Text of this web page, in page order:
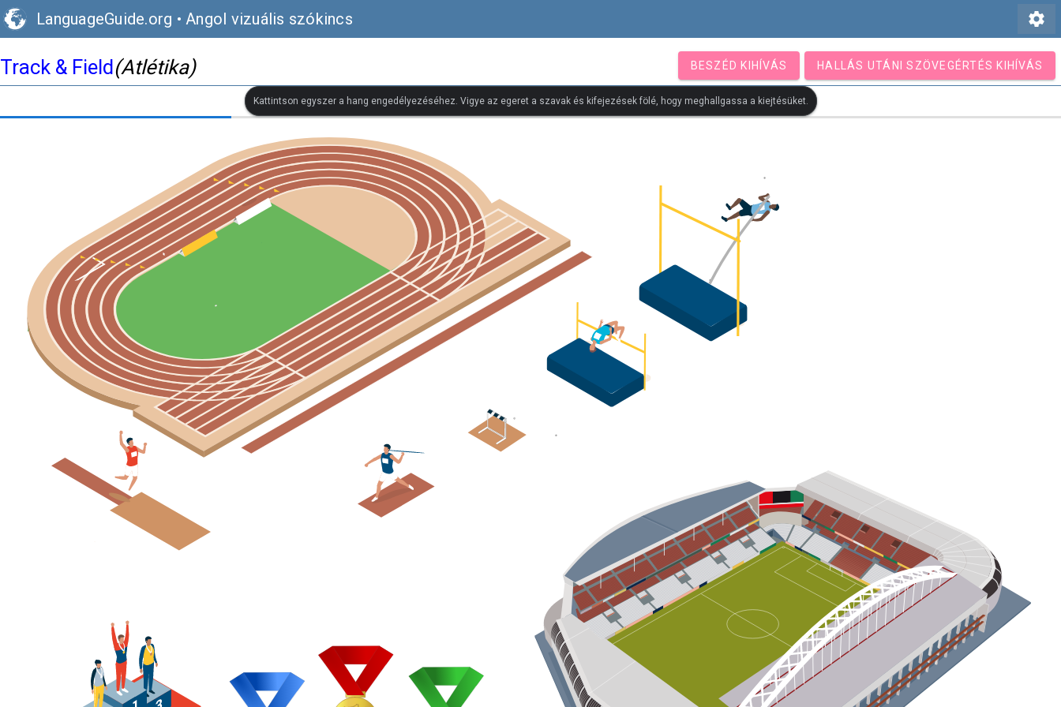
LanguageGuide.org • Angol vizuális szókincs settings
Track & Field(Atlétika) BESZÉD KIHÍVÁS HALLÁS UTÁNI SZÖVEGÉRTÉS KIHÍVÁS
Kattintson egyszer a hang engedélyezéséhez. Vigye az egeret a szavak és kifejezések fölé, hogy meghallgassa a kiejtésüket.